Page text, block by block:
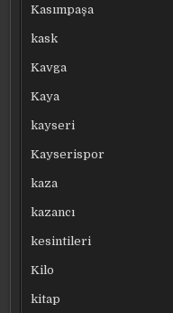
Kasımpaşa
kask
Kavga
Kaya
kayseri
Kayserispor
kaza
kazancı
kesintileri
Kilo
kitap